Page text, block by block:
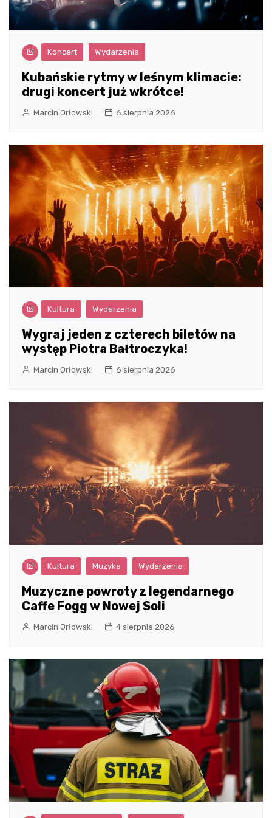
Koncert Wydarzenia
Kubańskie rytmy w leśnym klimacie:
drugi koncert już wkrótce!
Marcin Orłowski 6 sierpnia 2026
Kultura Wydarzenia
Wygraj jeden z czterech biletów na
występ Piotra Bałtroczyka!
Marcin Orłowski 6 sierpnia 2026
Kultura Muzyka Wydarzenia
Muzyczne powroty z legendarnego
Caffe Fogg w Nowej Soli
Marcin Orłowski 4 sierpnia 2026